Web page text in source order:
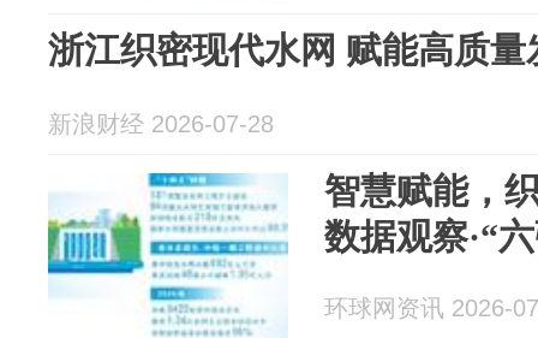
浙江织密现代水网 赋能高质量
新浪财经 2026-07-28
智慧赋能，
数据观察·“
环球网资讯 2026-